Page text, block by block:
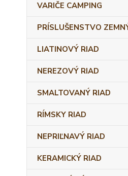
VARIČE CAMPING
PRÍSLUŠENSTVO
LIATINOVÝ RIAD
NEREZOVÝ RIAD
SMALTOVANÝ RIAD
RÍMSKY RIAD
NEPRIĽNAVÝ RIAD
KERAMICKÝ RIAD